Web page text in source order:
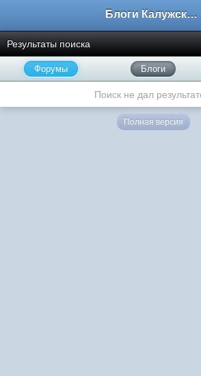
Блоги Калужского перекрестка
Результаты поиска
Форумы Блоги
Поиск не дал
Полная версия